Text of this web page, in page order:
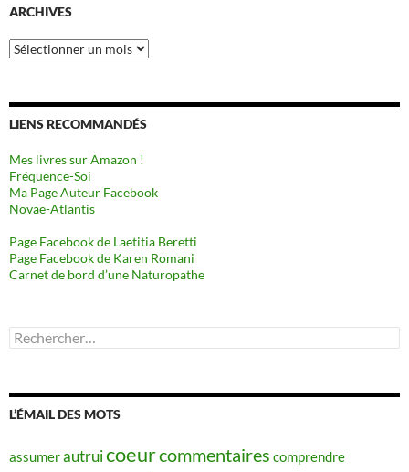
ARCHIVES
Archives
LIENS RECOMMANDÉS
Mes livres sur Amazon !
Fréquence-Soi
Ma Page Auteur Facebook
Novae-Atlantis
Page Facebook de Laetitia Beretti
Page Facebook de Karen Romani
Carnet de bord d’une Naturopathe
Rechercher :
L’ÉMAIL DES MOTS
assumerautruicoeurcommentaires comprendre